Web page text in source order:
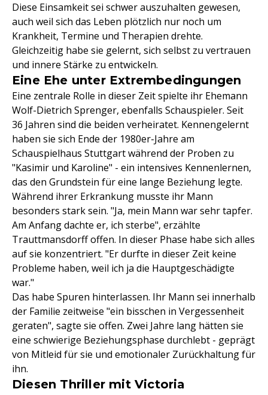
Diese Einsamkeit sei schwer auszuhalten gewesen,
auch weil sich das Leben plötzlich nur noch um
Krankheit, Termine und Therapien drehte.
Gleichzeitig habe sie gelernt, sich selbst zu vertrauen
und innere Stärke zu entwickeln.
Eine Ehe unter Extrembedingungen
Eine zentrale Rolle in dieser Zeit spielte ihr Ehemann
Wolf-Dietrich Sprenger, ebenfalls Schauspieler. Seit
36 Jahren sind die beiden verheiratet. Kennengelernt
haben sie sich Ende der 1980er-Jahre am
Schauspielhaus Stuttgart während der Proben zu
"Kasimir und Karoline" - ein intensives Kennenlernen,
das den Grundstein für eine lange Beziehung legte.
Während ihrer Erkrankung musste ihr Mann
besonders stark sein. "Ja, mein Mann war sehr tapfer.
Am Anfang dachte er, ich sterbe", erzählte
Trauttmansdorff offen. In dieser Phase habe sich alles
auf sie konzentriert. "Er durfte in dieser Zeit keine
Probleme haben, weil ich ja die Hauptgeschädigte
war."
Das habe Spuren hinterlassen. Ihr Mann sei innerhalb
der Familie zeitweise "ein bisschen in Vergessenheit
geraten", sagte sie offen. Zwei Jahre lang hätten sie
eine schwierige Beziehungsphase durchlebt - geprägt
von Mitleid für sie und emotionaler Zurückhaltung für
ihn.
Diesen Thriller mit Victoria